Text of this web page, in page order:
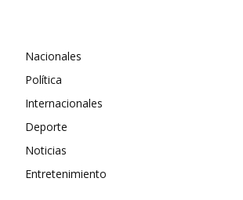
Nacionales
Política
Internacionales
Deporte
Noticias
Entretenimiento